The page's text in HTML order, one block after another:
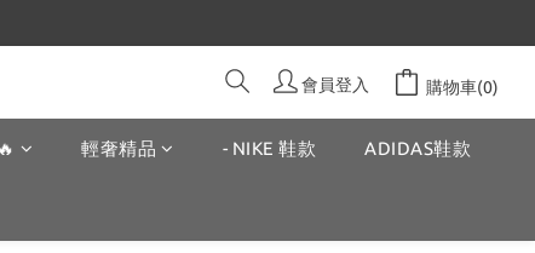
會員登入 購物車(0)
輕奢精品 - NIKE 鞋款 ADIDAS鞋款